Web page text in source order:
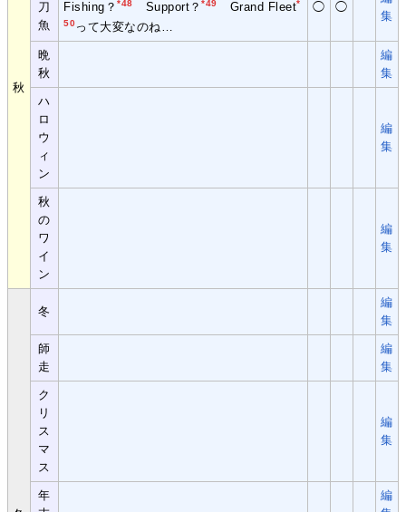
秋
刀
魚
Fishing ？*48 Support？*49 Grand Fleet*
50って大変なのね…
◯ ◯
集
晩
秋
編
集
ハ
ロ
ウ
ィ
ン
編
集
秋
の
ワ
イ
ン
編
集
冬
編
集
師
走
編
集
ク
リ
ス
マ
ス
編
集
年
編